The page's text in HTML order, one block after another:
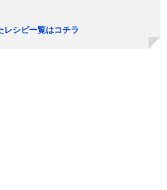
レシピ一覧はコチラ